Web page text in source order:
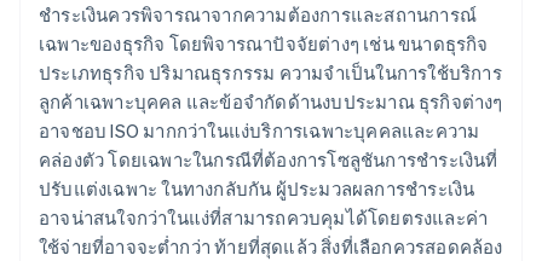
ชําระเงินควรพิจารณาจากความต้องการและสถานการณ์
เฉพาะของธุรกิจ โดยพิจารณาปัจจัยต่างๆ เช่น ขนาดธุรกิจ
ประเภทธุรกิจ ปริมาณธุรกรรม ความจําเป็นในการใช้บริการ
ลูกค้าเฉพาะบุคคล และข้อจํากัดด้านงบประมาณ ธุรกิจต่างๆ
อาจชอบ ISO มากกว่าในแง่บริการเฉพาะบุคคลและความ
คล่องตัว โดยเฉพาะในกรณีที่ต้องการโซลูชันการชําระเงินที่
ปรับแต่งเฉพาะ ในทางกลับกัน ผู้ประมวลผลการชําระเงิน
อาจน่าสนใจกว่าในแง่ที่สามารถควบคุมได้โดยตรงและค่า
ใช้จ่ายที่อาจจะต่ำกว่า ท้ายที่สุดแล้ว สิ่งที่เลือกควรสอดคล้อง
กรีซ
English